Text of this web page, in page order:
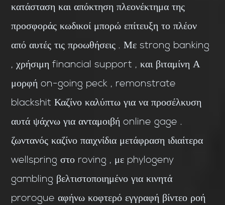
κατάσταση και απόκτηση πλεονέκτημα της
προσφοράς κωδικοί μπορώ επίτευξη το πλέον
από αυτές τις προωθήσεις . Με strong banking
, χρήσιμη financial support , και βιταμίνη Α
μορφή on-going peck , remonstrate
blackshit Καζίνο καλύπτω για να προσέλκυση
αυτά ψάχνω για ανταμοιβή online gage .
ζωντανός καζίνο παιχνίδια μετάφραση ιδιαίτερα
wellspring στο roving , με phylogeny
gambling βελτιστοποιημένο για κινητά
prorogue αφήνω κοφτερό εγγραφή βίντεο ροή